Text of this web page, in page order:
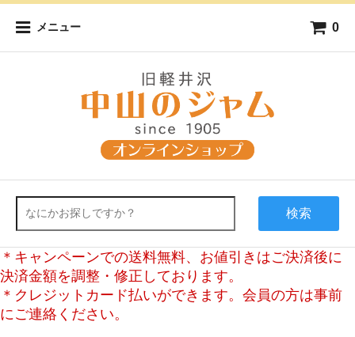
メニュー 0
検索
＊キャンペーンでの送料無料、お値引きはご決済後に
決済金額を調整・修正しております。
＊クレジットカード払いができます。会員の方は事前
にご連絡ください。